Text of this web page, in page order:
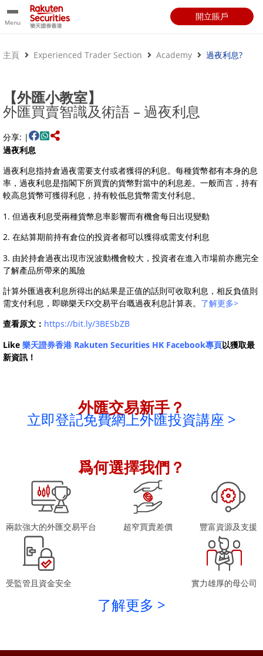
Menu
開立賬戶
主頁 Experienced Trader Section Academy 過夜利息?
【外匯小教室】
外匯買賣智識及術語 – 過夜利息
分享: |
過夜利息
過夜利息指持倉過夜需要支付或者獲得的利息。每種貨幣都有本身的息
率，過夜利息是指閣下所買賣的貨幣對當中的利息差。一般而言，持有
較高息貨幣可獲得利息，持有較低息貨幣需支付利息。
1. 但過夜利息受兩種貨幣息率影響而有機會每日出現變動
2. 在結算期前持有倉位的投資者都可以獲得或需支付利息
3. 由於持倉過夜出現市況波動機會較大，投資者在進入市場前亦應完全
了解產品所帶來的風險
計算外匯過夜利息所得出的結果是正值的話則可收取利息，相反負值則
需支付利息，即睇樂天FX交易平台嘅過夜利息計算表。 了解更多>
查看原文： https://bit.ly/3BESbZB
Like 樂天證券香港 Rakuten Securities HK Facebook專頁以獲取最
新資訊！
外匯交易新手？
立即登記免費網上外匯投資講座 >
爲何選擇我們？
兩款強大的外匯交易平台 超窄買賣差價 豐富資源及支援
受監管且資金安全 實力雄厚的母公司
了解更多 >